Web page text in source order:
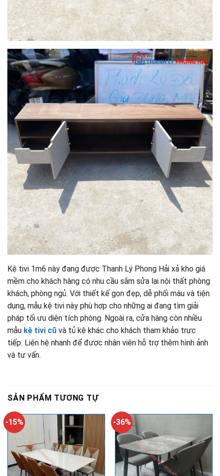
Kệ tivi 1m6 này đang được Thanh Lý Phong Hải xả kho giá
mềm cho khách hàng có nhu cầu sắm sửa lại nội thất phòng
khách, phòng ngủ. Với thiết kế gọn đẹp, dễ phối màu và tiện
dụng, mẫu kệ tivi này phù hợp cho những ai đang tìm giải
pháp tối ưu diện tích phòng. Ngoài ra, cửa hàng còn nhiều
mẫu kệ tivi cũ và tủ kệ khác cho khách tham khảo trực
tiếp. Liên hệ nhanh để được nhân viên hỗ trợ thêm hình ảnh
và tư vấn.
SẢN PHẨM TƯƠNG TỰ
-15% -36%